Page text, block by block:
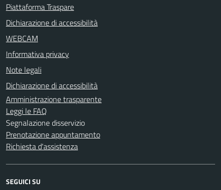
Piattaforma Traspare
Dichiarazione di accessibilità
WEBCAM
Informativa privacy
Note legali
Dichiarazione di accessibilità
Amministrazione trasparente
Leggi le FAQ
Segnalazione disservizio
Prenotazione appuntamento
Richiesta d'assistenza
SEGUICI SU